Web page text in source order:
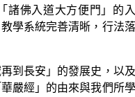
諸佛入道大方便門」的入
學系統完善清晰，行法落
到長安」的發展史，以及
嚴經」的由來與我們所學